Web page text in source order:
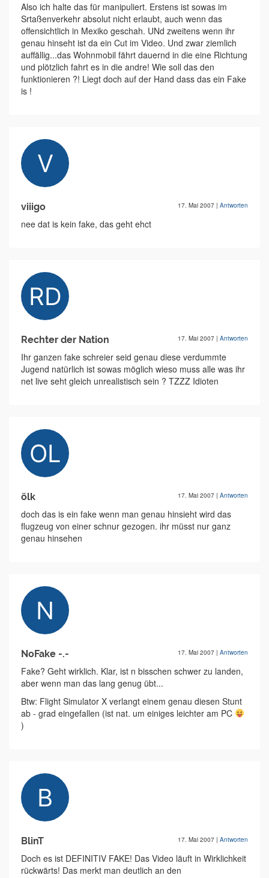
Also ich halte das für manipuliert. Erstens ist sowas im
Srtaßenverkehr absolut nicht erlaubt, auch wenn das
offensichtlich in Mexiko geschah. UNd zweitens wenn ihr
genau hinseht ist da ein Cut im Video. Und zwar ziemlich
auffällig...das Wohnmobil fährt dauernd in die eine Richtung
und plötzlich fahrt es in die andre! Wie soll das den
funktionieren ?! Liegt doch auf der Hand dass das ein Fake
is !
viiigo 17. Mai 2007 | Antworten
nee dat is kein fake, das geht ehct
Rechter der Nation 17. Mai 2007 | Antworten
Ihr ganzen fake schreier seid genau diese verdummte
Jugend natürlich ist sowas möglich wieso muss alle was ihr
net live seht gleich unrealistisch sein ? TZZZ Idioten
ölk 17. Mai 2007 | Antworten
doch das is ein fake wenn man genau hinsieht wird das
flugzeug von einer schnur gezogen. ihr müsst nur ganz
genau hinsehen
NoFake -.- 17. Mai 2007 | Antworten
Fake? Geht wirklich. Klar, ist n bisschen schwer zu landen,
aber wenn man das lang genug übt...
Btw: Flight Simulator X verlangt einem genau diesen Stunt
ab - grad eingefallen (ist nat. um einiges leichter am PC
)
BlinT 17. Mai 2007 | Antworten
Doch es ist DEFINITIV FAKE! Das Video läuft in Wirklichkeit
rückwärts! Das merkt man deutlich an den